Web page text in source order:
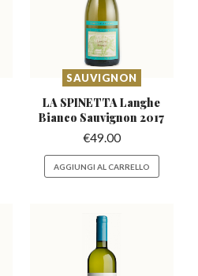
SAUVIGNON
LA SPINETTA Langhe
Bianco Sauvignon 2017
€49.00
AGGIUNGI AL CARRELLO